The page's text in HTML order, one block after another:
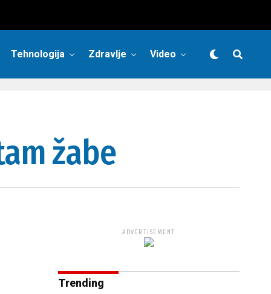
Tehnologija Zdravlje Video
žabe
ADVERTISEMENT
Trending